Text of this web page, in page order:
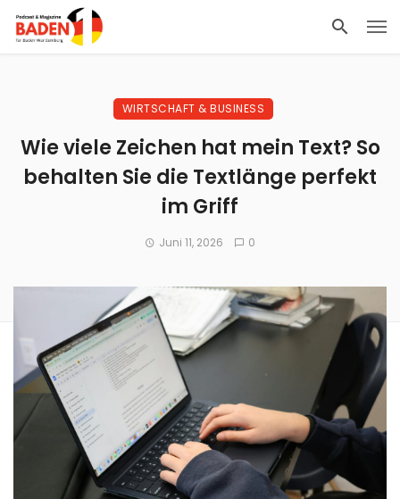
WIRTSCHAFT & BUSINESS
Wie viele Zeichen hat mein Text? So
behalten Sie die Textlänge perfekt
im Griff
Juni 11, 2026 0